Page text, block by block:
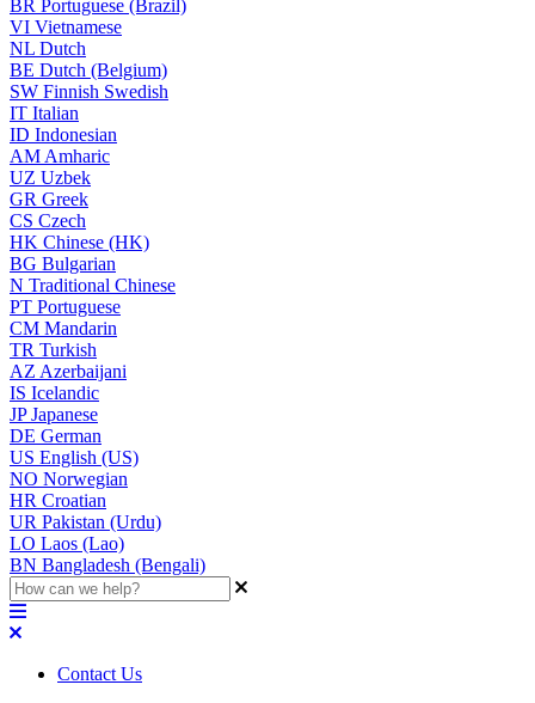
BR Portuguese (Brazil)
VI Vietnamese
NL Dutch
BE Dutch (Belgium)
SW Finnish Swedish
IT Italian
ID Indonesian
AM Amharic
UZ Uzbek
GR Greek
CS Czech
HK Chinese (HK)
BG Bulgarian
N Traditional Chinese
PT Portuguese
CM Mandarin
TR Turkish
AZ Azerbaijani
IS Icelandic
JPJapanese
DE German
US English (US)
NO Norwegian
HR Croatian
UR Pakistan (Urdu)
LO Laos (Lao)
BN Bangladesh (Bengali)
Contact Us